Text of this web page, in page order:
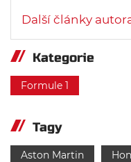
Další články
Kategorie
Formule 1
Tagy
Aston Martin